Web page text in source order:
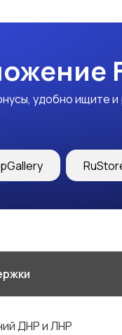
удобно ищите
ДНР и ЛНР